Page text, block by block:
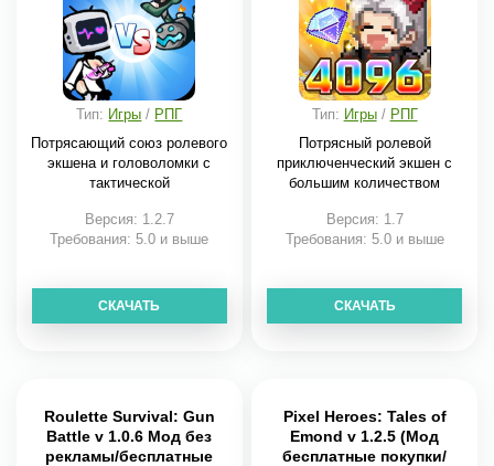
Тип: Игры / РПГ
Потрясающий союз ролевого
экшена и головоломки с
тактической
Версия: 1.2.7
Требования: 5.0 и выше
СКАЧАТЬ
Тип: Игры/ РПГ
Потрясный ролевой
приключенческий экшен с
большим количеством
Версия: 1.7
Требования: 5.0 и выше
СКАЧАТЬ
Roulette Survival: Gun
Battle v 1.0.6 Мод без
рекламы/бесплатные
Pixel Heroes: Tales of
Emond v 1.2.5 (Мод
бесплатные покупки/